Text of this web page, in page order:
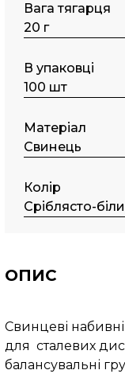
Вага тягарця
20 г
В упаковці
100 шт
Матеріал
Свинець
Колір
Сріблясто-
ОПИС
Свинцеві
для сталевих
балансувальні